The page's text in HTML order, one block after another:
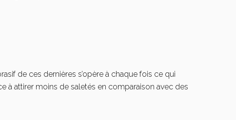
de ces dernières s’opère à chaque fois ce qui
à attirer moins de saletés en comparaison avec des